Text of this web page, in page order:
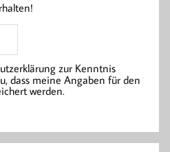
zur Kenntnis
dass meine Angaben für den
werden.